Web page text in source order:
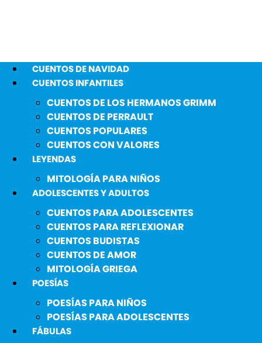
CUENTOS DE NAVIDAD
CUENTOS INFANTILES
CUENTOS DE LOS HERMANOS GRIMM
CUENTOS DE PERRAULT
CUENTOS POPULARES
CUENTOS CON VALORES
LEYENDAS
MITOLOGÍA PARA NIÑOS
ADOLESCENTES Y ADULTOS
CUENTOS PARA ADOLESCENTES
CUENTOS PARA REFLEXIONAR
CUENTOS BUDISTAS
CUENTOS DE AMOR
MITOLOGÍA GRIEGA
POESÍAS
POESÍAS PARA NIÑOS
POESÍAS PARA ADOLESCENTES
FÁBULAS